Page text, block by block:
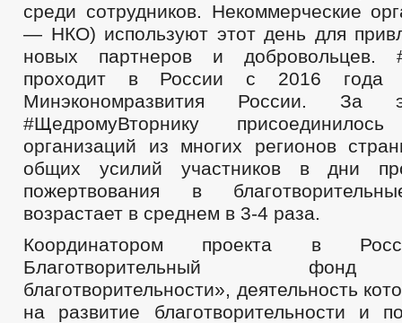
среди сотрудников. Некоммерческие
— НКО) используют этот день для
новых партнеров и добровольцев.
проходит в России с 2016 года
Минэкономразвития России.
#ЩедромуВторнику
организаций из многих регионов
общих усилий участников в дни
пожертвования в
возрастает в среднем в 3-4 раза.
Координатором проекта в
Благотворительный фонд
благотворительности», деятельность
на развитие благотворительности и